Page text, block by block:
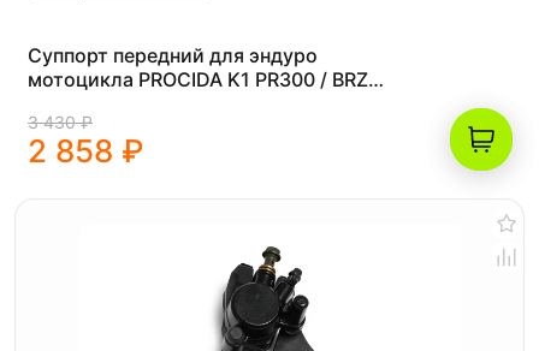
Суппорт передний для эндуро
мотоцикла PROCIDA K1 PR300 / BRZ
3 430 ₽
2 858 ₽